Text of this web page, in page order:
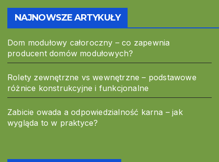
NAJNOWSZE ARTYKUŁY
Dom modułowy całoroczny – co zapewnia
producent domów modułowych?
Rolety zewnętrzne vs wewnętrzne – podstawowe
różnice konstrukcyjne i funkcjonalne
Zabicie owada a odpowiedzialność karna – jak
wygląda to w praktyce?